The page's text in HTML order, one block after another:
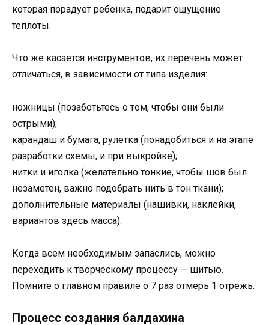
которая порадует ребенка, подарит ощущение
теплоты.
Что же касается инструментов, их перечень может
отличаться, в зависимости от типа изделия:
ножницы (позаботьтесь о том, чтобы они были
острыми);
карандаш и бумага, рулетка (понадобиться и на этапе
разработки схемы, и при выкройке);
нитки и иголка (желательно тонкие, чтобы шов был
незаметен, важно подобрать нить в тон ткани);
дополнительные материалы (нашивки, наклейки,
вариантов здесь масса).
Когда всем необходимым запаслись, можно
переходить к творческому процессу — шитью.
Помните о главном правиле о 7 раз отмерь 1 отрежь.
Процесс создания балдахина